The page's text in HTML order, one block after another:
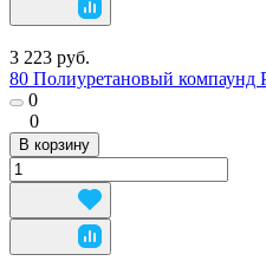
3 223 руб.
80 Полиуретановый компаунд
0
0
В корзину